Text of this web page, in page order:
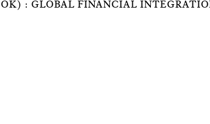
: GLOBAL FINANCIAL